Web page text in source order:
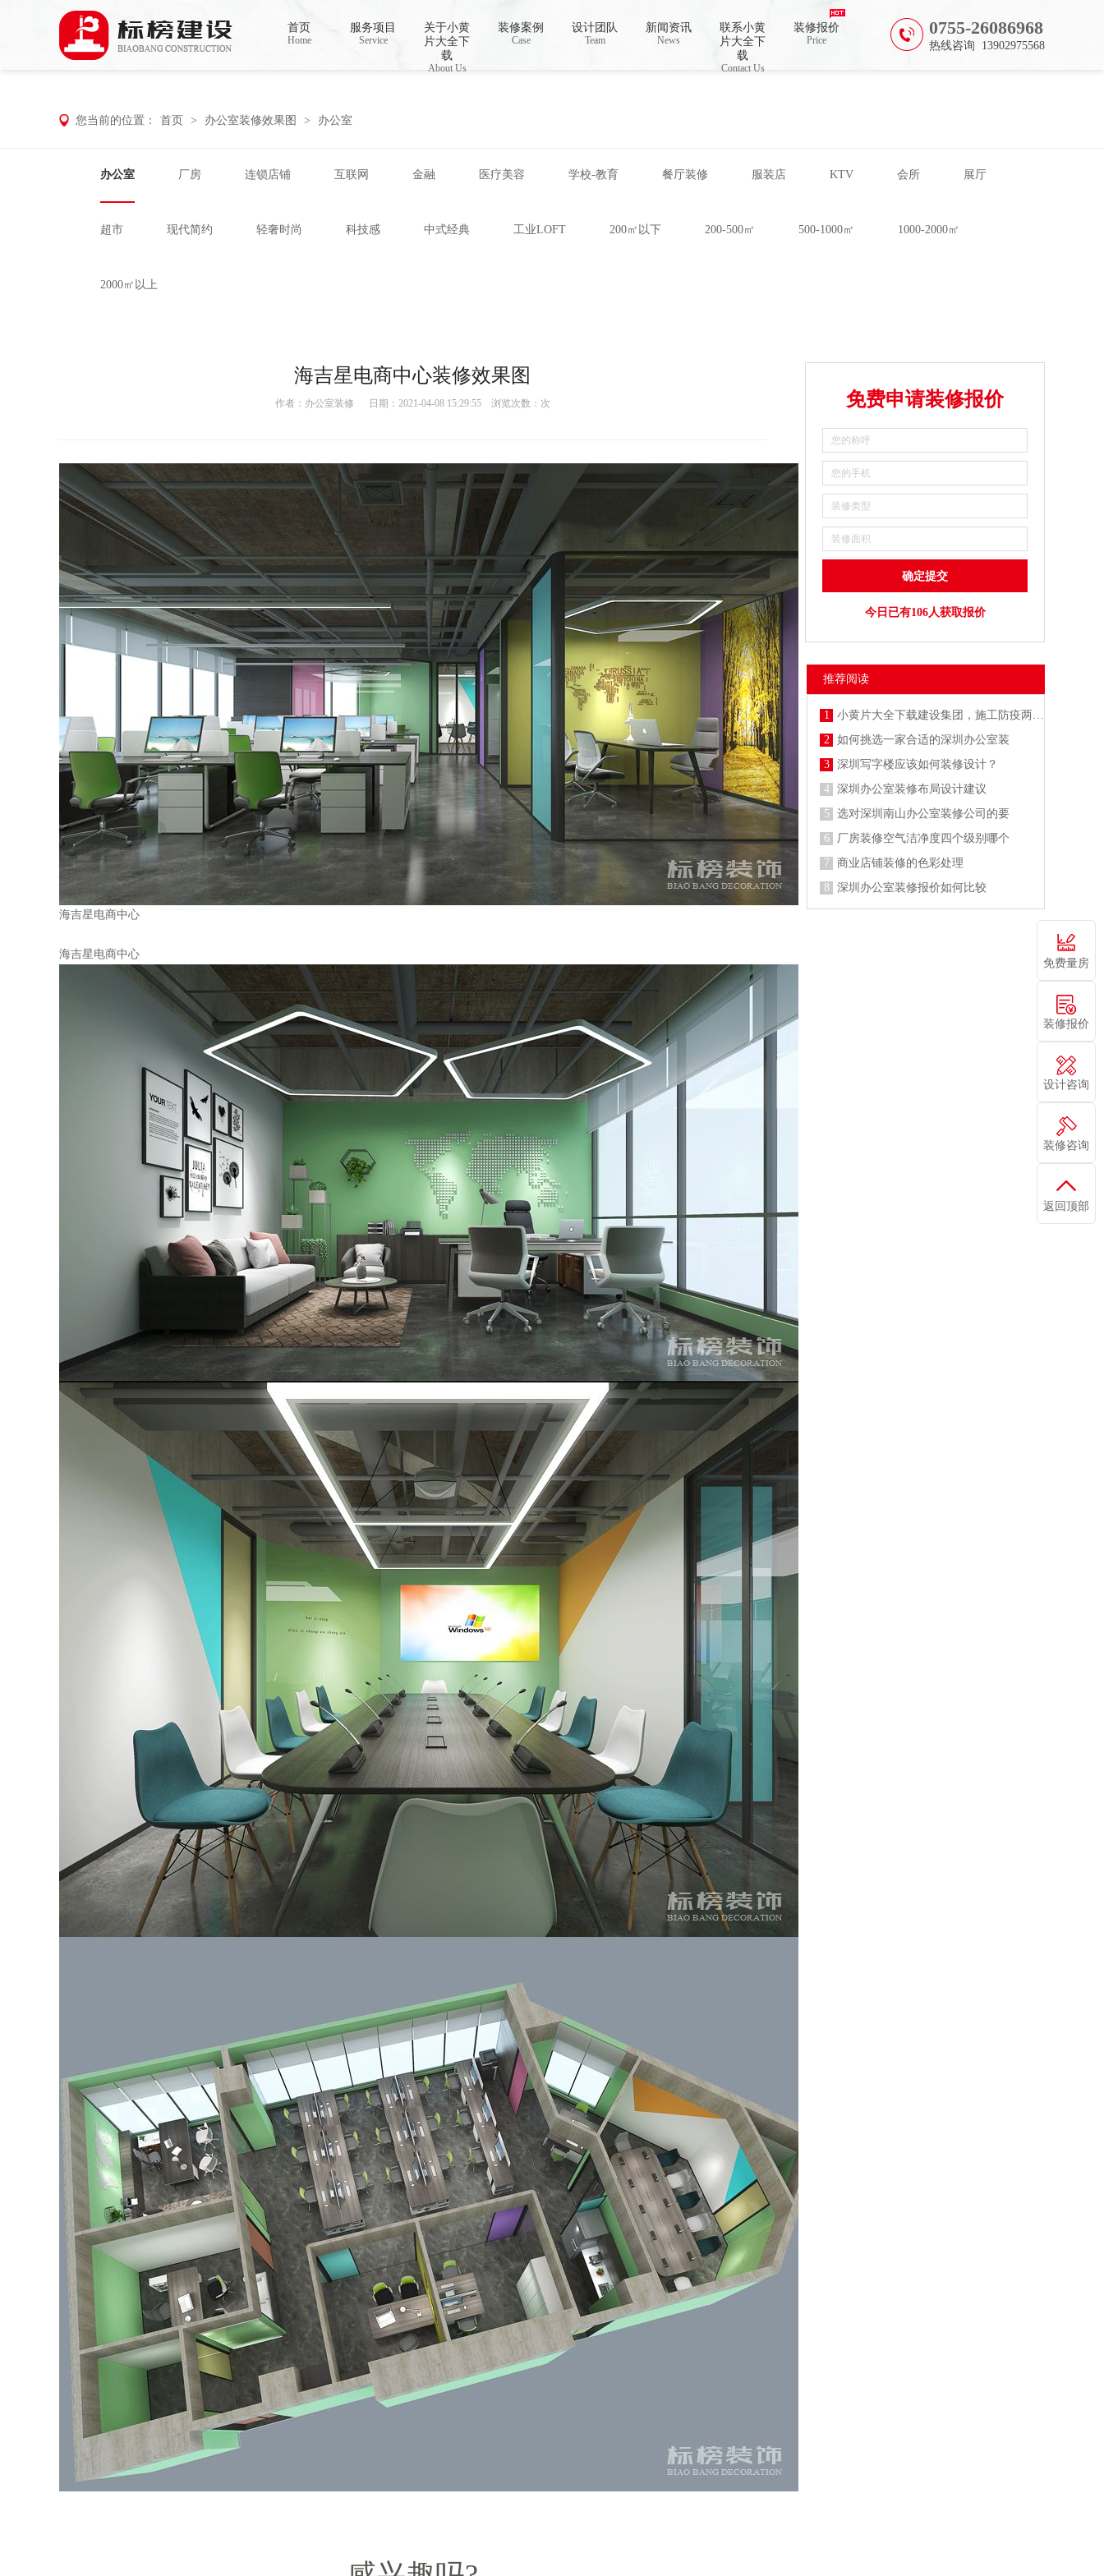
小黄片大全下载,小黄片应用下载,小黄片短视频,下载小黄片免费
0755-26086968
热线咨询 13902975568
首页
Home
服务项目
Service
关于小黄
片大全下
载
About Us
装修案例
Case
设计团队
Team
新闻资讯
News
联系小黄
片大全下
载
Contact Us
装修报价
Price
您当前的位置： 首页 > 办公室装修效果图 > 办公室
办公室 厂房 连锁店铺 互联网 金融 医疗美容 学校-教育 餐厅装修 服装店 KTV 会所 展厅
超市 现代简约 轻奢时尚 科技感 中式经典 工业LOFT 200㎡以下 200-500㎡ 500-1000㎡ 1000-2000㎡
2000㎡以上
海吉星电商中心装修效果图
作者： 办公室装修 日期：2021-04-08 15:29:55 浏览次数： 次
海吉星电商中心
海吉星电商中心
免费申请装修报价
今日已有106人获取报价
推荐阅读
1
小黄片大全下载建设集团，施工防疫两不误
2
如何挑选一家合适的深圳办公室装
3
深圳写字楼应该如何装修设计？
4
深圳办公室装修布局设计建议
5
选对深圳南山办公室装修公司的要
6
厂房装修空气洁净度四个级别哪个
7
商业店铺装修的色彩处理
8
深圳办公室装修报价如何比较
免费量房
装修报价
设计咨询
装修咨询
返回顶部